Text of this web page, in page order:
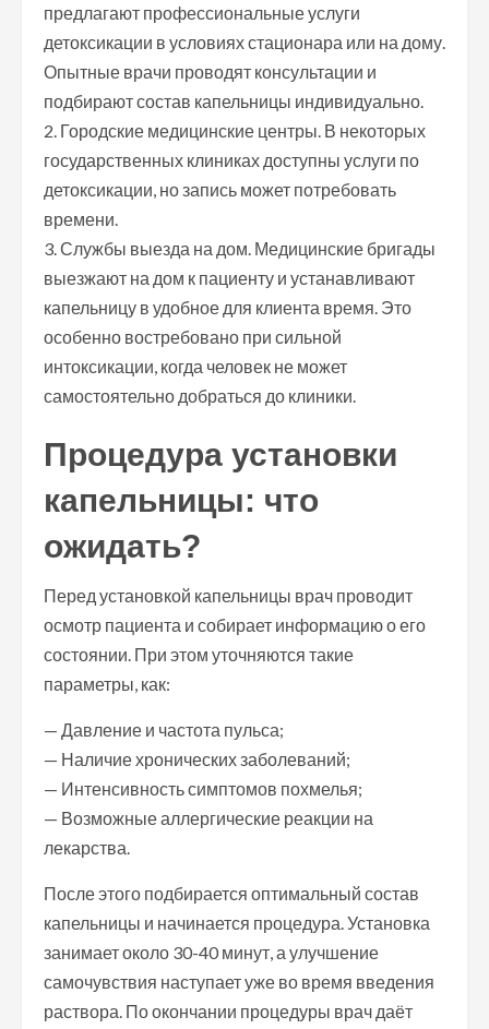
предлагают профессиональные услуги
детоксикации в условиях стационара или на дому.
Опытные врачи проводят консультации и
подбирают состав капельницы индивидуально.
2. Городские медицинские центры. В некоторых
государственных клиниках доступны услуги по
детоксикации, но запись может потребовать
времени.
3. Службы выезда на дом. Медицинские бригады
выезжают на дом к пациенту и устанавливают
капельницу в удобное для клиента время. Это
особенно востребовано при сильной
интоксикации, когда человек не может
самостоятельно добраться до клиники.
Процедура установки
капельницы: что
ожидать?
Перед установкой капельницы врач проводит
осмотр пациента и собирает информацию о его
состоянии. При этом уточняются такие
параметры, как:
— Давление и частота пульса;
— Наличие хронических заболеваний;
— Интенсивность симптомов похмелья;
— Возможные аллергические реакции на
лекарства.
После этого подбирается оптимальный состав
капельницы и начинается процедура. Установка
занимает около 30-40 минут, а улучшение
самочувствия наступает уже во время введения
раствора. По окончании процедуры врач даёт